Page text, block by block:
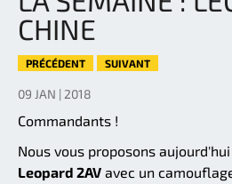
CHINE
PRÉCÉDENT SUIVANT
09 JAN | 2018
Commandants !
Nous vous proposons
Leopard 2AV avec un